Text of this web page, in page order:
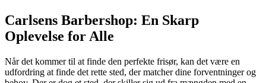
Carlsens Barbershop: En Skarp
Oplevelse for Alle
Når det kommer til at finde den perfekte frisør, kan det være en
udfordring at finde det rette sted, der matcher dine forventninger og